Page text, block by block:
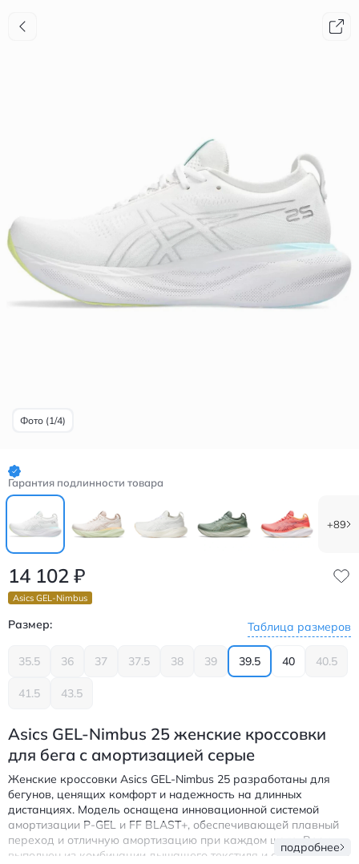
Фото (1/4)
Гарантия подлинности товара
+89
14 102 ₽
Asics GEL-Nimbus
Размер: Таблица размеров
35.5 36 37 37.5 38 39 39.5 40 40.5
41.5 43.5
Asics GEL-Nimbus 25 женские кроссовки
для бега с амортизацией серые
Женские кроссовки Asics GEL-Nimbus 25 разработаны для
бегунов, ценящих комфорт и надежность на длинных
дистанциях. Модель оснащена инновационной системой
амортизации P-GEL и FF BLAST+, обеспечивающей плавный
переход и отличную амортизацию при каждом шаге. Верх
выполнен из комбинации дышащего текстиля и синтетической
подробнее